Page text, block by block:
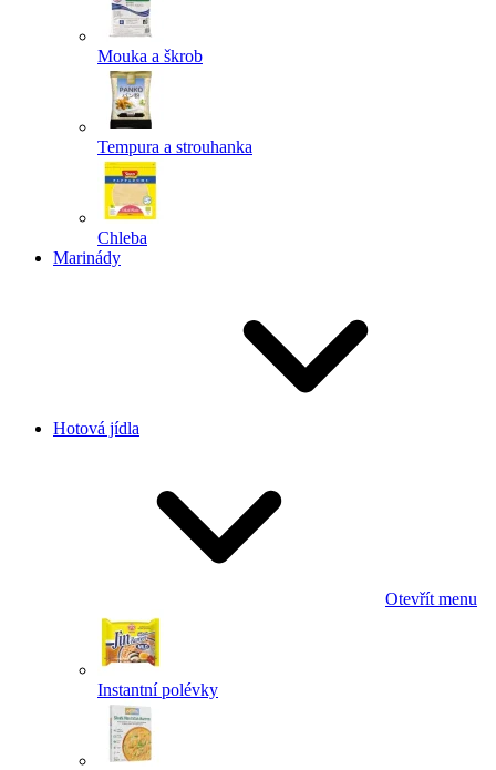
Mouka a škrob
Tempura a strouhanka
Chleba
Marinády
Hotová jídla
Otevřít menu
Instantní polévky